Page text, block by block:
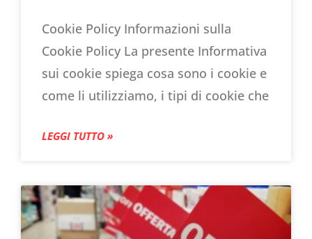
Cookie Policy Informazioni sulla
Cookie Policy La presente Informativa
sui cookie spiega cosa sono i cookie e
come li utilizziamo, i tipi di cookie che
LEGGI TUTTO »